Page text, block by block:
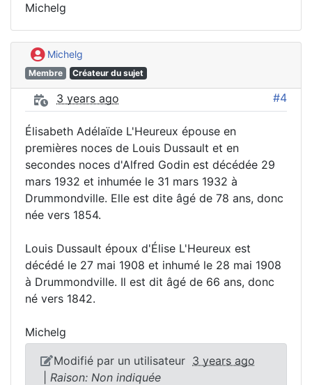
Michelg
Michelg
Membre Créateur du sujet
3 years ago #4
Élisabeth Adélaïde L'Heureux épouse en
premières noces de Louis Dussault et en
secondes noces d'Alfred Godin est décédée 29
mars 1932 et inhumée le 31 mars 1932 à
Drummondville. Elle est dite âgé de 78 ans, donc
née vers 1854.
Louis Dussault époux d'Élise L'Heureux est
décédé le 27 mai 1908 et inhumé le 28 mai 1908
à Drummondville. Il est dit âgé de 66 ans, donc
né vers 1842.
Michelg
Modifié par un utilisateur 3 years ago
Raison: Non indiquée